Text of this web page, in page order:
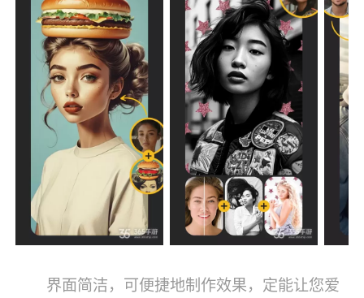
界面简洁，可便捷地制作效果，定能让您爱